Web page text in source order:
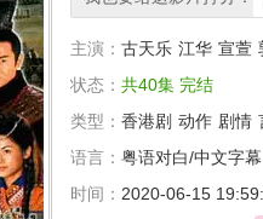
主演： 古天乐 江华 宣萱
状态： 共40集 完结
类型： 香港剧 动作 剧情
装 科幻
语言： 粤语对白/中文字幕
时间： 2020-06-15